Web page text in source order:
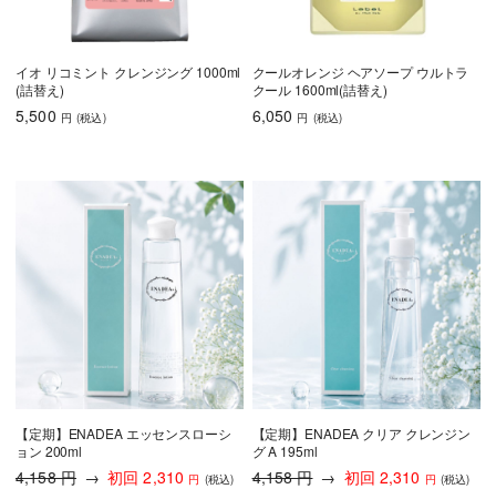
イオ リコミント クレンジング 1000ml
(詰替え)
5,500 円 (税込)
クールオレンジ ヘアソープ ウルトラ
クール 1600ml(詰替え)
6,050 円 (税込)
【定期】ENADEA エッセンスローシ
ョン 200ml
4,158 円 → 初回 2,310 円 (税込)
【定期】ENADEA クリア クレンジン
グ A 195ml
4,158 円 → 初回 2,310 円 (税込)